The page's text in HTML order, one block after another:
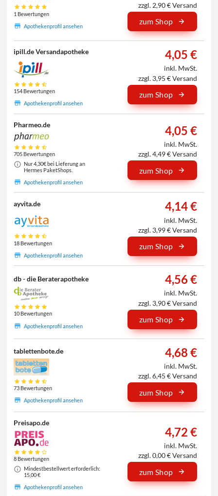
1 Bewertungen
Apothekenprofil ansehen
zzgl. 2,90 € Versand
zum Shop
ipill.de Versandapotheke
154 Bewertungen
Apothekenprofil ansehen
4,05 €
inkl. MwSt.
zzgl. 3,95 € Versand
zum Shop
Pharmeo.de
705 Bewertungen
Nur 4,30€ bei Lieferung an
Hermes PaketShops.
Apothekenprofil ansehen
4,05 €
inkl. MwSt.
zzgl. 4,49 € Versand
zum Shop
ayvita.de
18 Bewertungen
Apothekenprofil ansehen
4,14 €
inkl. MwSt.
zzgl. 3,99 € Versand
zum Shop
db - die Beraterapotheke
10 Bewertungen
Apothekenprofil ansehen
4,56 €
inkl. MwSt.
zzgl. 3,90 € Versand
zum Shop
tablettenbote.de
73 Bewertungen
Apothekenprofil ansehen
4,68 €
inkl. MwSt.
zzgl. 6,45 € Versand
zum Shop
Preisapo.de
8 Bewertungen
Mindestbestellwert erforderlich:
15,00 €
Apothekenprofil ansehen
4,72 €
inkl. MwSt.
zzgl. 0,00 € Versand
zum Shop